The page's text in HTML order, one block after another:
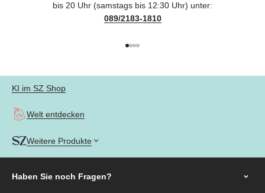
bis 20 Uhr (samstags bis 12:30 Uhr) unter:
089/2183-1810
KI im SZ Shop
Welt entdecken
Weitere Produkte
Haben Sie noch Fragen?